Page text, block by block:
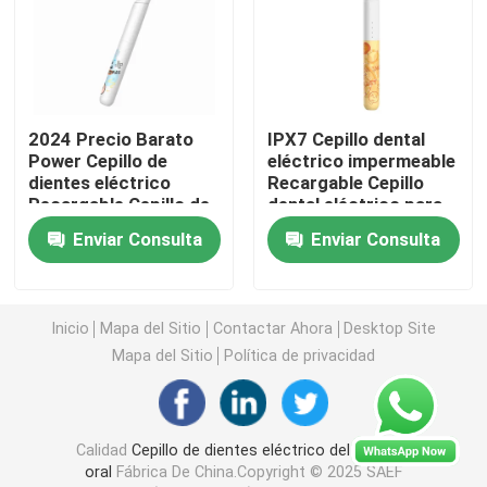
cepillo de dientes eléctrico recargable
Cepillo de dientes eléctrico de los niños
Sonic Electric Toothbrush
Cepillo de dientes eléctrico elegante
2024 Precio Barato
Power Cepillo de
dientes eléctrico
Recargable Cepillo de
dientes eléctrico para
niños Enviar Consulta
IPX7 Cepillo dental
eléctrico impermeable
Recargable Cepillo
dental eléctrico para
niños Para uso
domésticoEnviar Consulta
Inicio Mapa del Sitio Contactar Ahora
Desktop Site
Mapa del Sitio
Política de privacidad
Calidad Cepillo de dientes eléctrico del cuidado
oral
Fábrica De China.Copyright © 2025 SAEF